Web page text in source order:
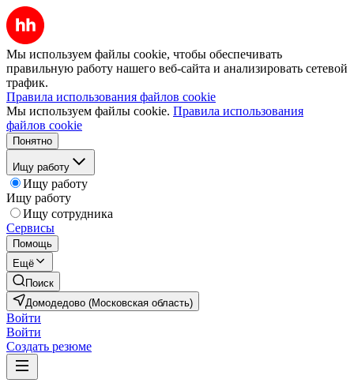
Мы используем файлы cookie, чтобы обеспечивать
правильную работу нашего веб-сайта и анализировать сетевой
трафик.
Правила использования файлов cookie
Мы используем файлы cookie. Правила использования
файлов cookie
Понятно
Ищу работу
Ищу работу
Ищу работу
Ищу сотрудника
Сервисы
Помощь
Ещё
Поиск
Домодедово (Московская область)
Войти
Войти
Создать резюме